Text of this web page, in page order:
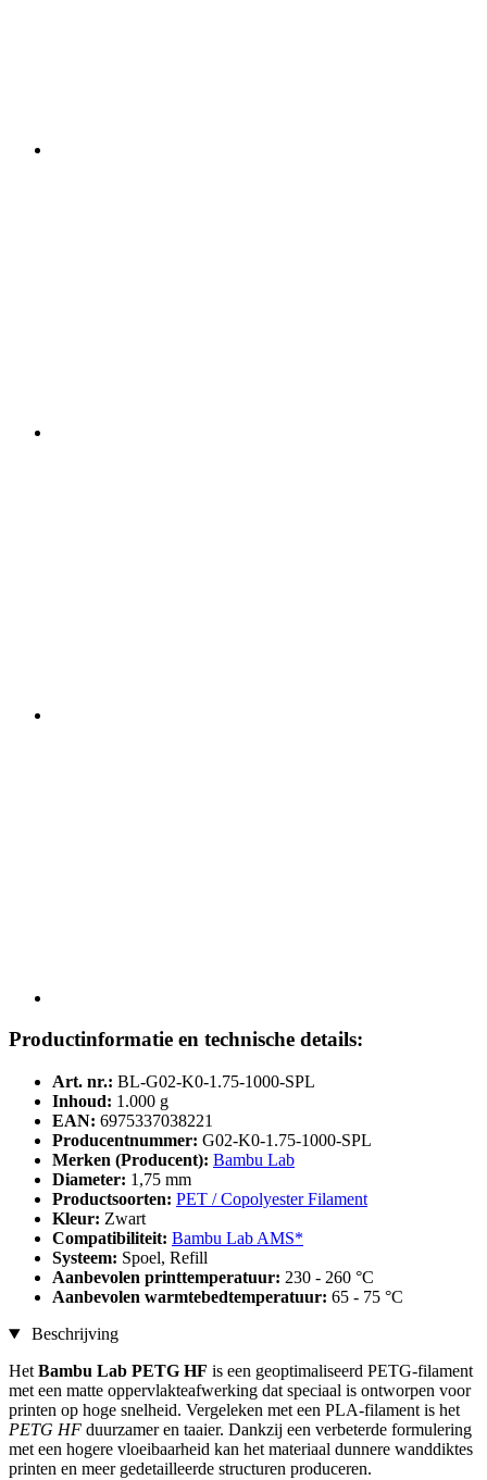
Productinformatie en technische details:
Art. nr.: BL-G02-K0-1.75-1000-SPL
Inhoud: 1.000 g
EAN: 6975337038221
Producentnummer: G02-K0-1.75-1000-SPL
Merken (Producent): Bambu Lab
Diameter: 1,75 mm
Productsoorten: PET / Copolyester Filament
Kleur: Zwart
Compatibiliteit: Bambu Lab AMS*
Systeem: Spoel, Refill
Aanbevolen printtemperatuur: 230 - 260 °C
Aanbevolen warmtebedtemperatuur: 65 - 75 °C
Beschrijving
Het Bambu Lab PETG HF is een geoptimaliseerd PETG-filament
met een matte oppervlakteafwerking dat speciaal is ontworpen voor
printen op hoge snelheid. Vergeleken met een PLA-filament is het
PETG HF duurzamer en taaier. Dankzij een verbeterde formulering
met een hogere vloeibaarheid kan het materiaal dunnere wanddiktes
printen en meer gedetailleerde structuren produceren.